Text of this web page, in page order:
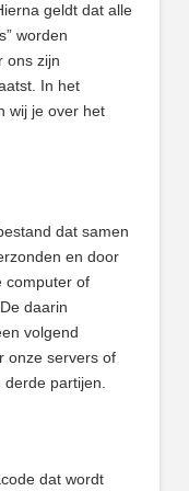
geldt dat alle
worden
ons zijn
In het
wij je over het
dat samen
en door
computer of
daarin
volgend
onze servers of
derde partijen.
dat wordt